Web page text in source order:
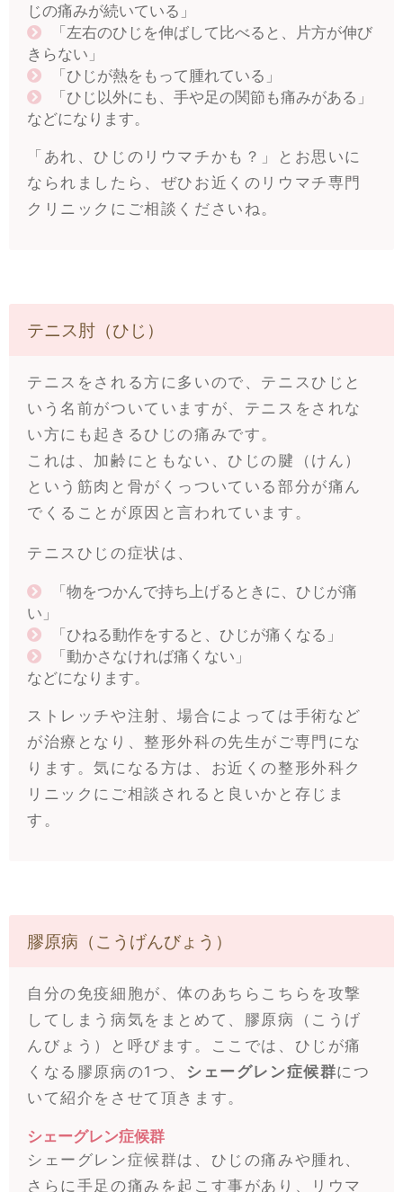
じの痛みが続いている」
「左右のひじを伸ばして比べると、片方が伸び
きらない」
「ひじが熱をもって腫れている」
「ひじ以外にも、手や足の関節も痛みがある」
などになります。
「あれ、ひじのリウマチかも？」とお思いに
なられましたら、ぜひお近くのリウマチ専門
クリニックにご相談くださいね。
テニス肘（ひじ）
テニスをされる方に多いので、テニスひじと
いう名前がついていますが、テニスをされな
い方にも起きるひじの痛みです。
これは、加齢にともない、ひじの腱（けん）
という筋肉と骨がくっついている部分が痛ん
でくることが原因と言われています。
テニスひじの症状は、
「物をつかんで持ち上げるときに、ひじが痛
い」
「ひねる動作をすると、ひじが痛くなる」
「動かさなければ痛くない」
などになります。
ストレッチや注射、場合によっては手術など
が治療となり、整形外科の先生がご専門にな
ります。気になる方は、お近くの整形外科ク
リニックにご相談されると良いかと存じま
す。
膠原病（こうげんびょう）
自分の免疫細胞が、体のあちらこちらを攻撃
してしまう病気をまとめて、膠原病（こうげ
んびょう）と呼びます。ここでは、ひじが痛
くなる膠原病の1つ、 シェーグレン症候群につ
いて紹介をさせて頂きます。
シェーグレン症候群
シェーグレン症候群は、ひじの痛みや腫れ、
さらに手足の痛みを起こす事があり、リウマ